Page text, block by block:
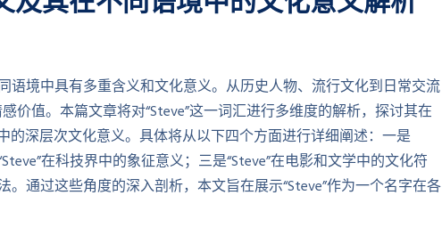
语境中具有多重含义和文化意义。从历史人物、流行文化到日常交流
价值。本篇文章将对“Steve”这一词汇进行多维度的解析，探讨其在
的深层次文化意义。具体将从以下四个方面进行详细阐述：一是
在科技界中的象征意义；三是“Steve”在电影和文学中的文化符
。通过这些角度的深入剖析，本文旨在展示“Steve”作为一个名字在各